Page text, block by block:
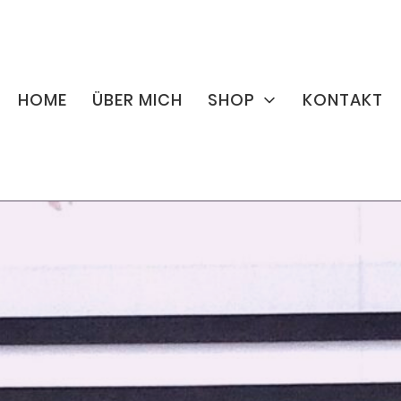
HOME ÜBER MICH SHOP KONTAKT